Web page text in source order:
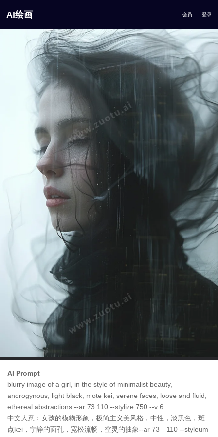
AI绘画 会员 登录
AI Prompt
blurry image of a girl, in the style of minimalist beauty,
androgynous, light black, mote kei, serene faces, loose and fluid,
ethereal abstractions --ar 73:110 --stylize 750 --v 6
中文大意：女孩的模糊形象，极简主义美风格，中性，淡黑色，斑
点kei，宁静的面孔，宽松流畅，空灵的抽象--ar 73：110 --styleum